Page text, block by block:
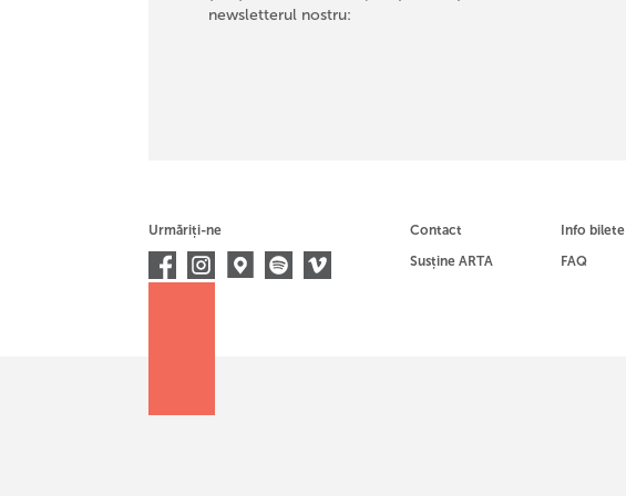
newsletterul nostru:
Urmăriți-ne
Contact
Susține ARTA
Info bilete
FAQ